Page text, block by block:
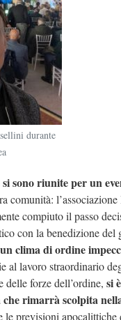
durante
sono riunite per un
comunità:
compiuto il passo
con la benedizione del
clima di ordine
al lavoro straordinario
forze dell’ordine, si
rimarrà scolpita
le previsioni apocalittiche